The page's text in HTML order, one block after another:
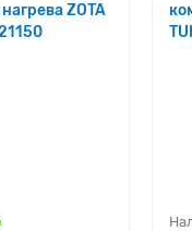
ZOTA